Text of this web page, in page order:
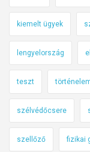
kiemelt ügyek
lengyelország
teszt
szélvédőcsere
szellőző fizikai